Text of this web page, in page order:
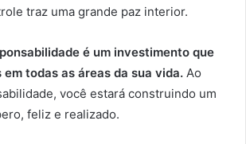
traz uma grande paz interior.
é um investimento que
todas as áreas da sua vida. Ao
você estará construindo um
feliz e realizado.